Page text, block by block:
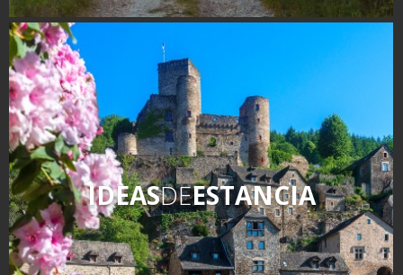
IDEASDEESTANCIA